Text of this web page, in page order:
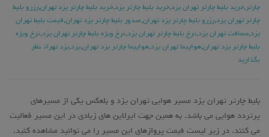
چارتر ,خرید بلیط چارتر تهران یزد,خرید بلیط چارتر یزد,خرید بلیط چارتر یزد تهران,رزرو بلیط
چارتر تهران یزد,رزرو بلیط چارتر یزد تهران,صدور بلیط چارتر یزد تهران,قیمت بلیط تهران
یزد,مسافت تهران یزد,نرخ بلیط چارتر تهران یزد,نرخ ویژه بلیط چارتر تهران یزد,نرخ ویژه
بلیط چارتر یزد تهران,هواپیما تهران یزد,هواپیما چارتر یزد تهران,یزد,یزد تهران نظر
بگذارید
بلیط چارتر تهران یزد مسیر هوایی تهران یزد و بلعکس یکی از مسیرهای
پرتردد هوایی می باشد. به همین جهت ایرلاین های زیادی در این مسیر فعالیت
می کنند. در زیر لیست قیمت پروازهای این مسیر را می توانید مشاهده کنید.